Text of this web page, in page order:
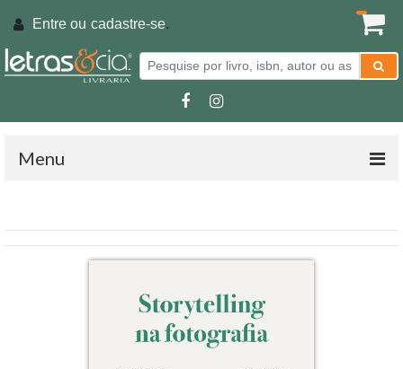
Entre ou cadastre-se.
Menu